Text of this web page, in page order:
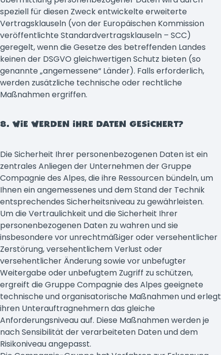
speziell für diesen Zweck entwickelte erweiterte
Vertragsklauseln (von der Europäischen Kommission
veröffentlichte Standardvertragsklauseln – SCC)
geregelt, wenn die Gesetze des betreffenden Landes
keinen der DSGVO gleichwertigen Schutz bieten (so
genannte „angemessene“ Länder). Falls erforderlich,
werden zusätzliche technische oder rechtliche
Maßnahmen ergriffen.
8. WIE WERDEN IHRE DATEN GESICHERT?
Die Sicherheit Ihrer personenbezogenen Daten ist ein
zentrales Anliegen der Unternehmen der Gruppe
Compagnie des Alpes, die ihre Ressourcen bündeln, um
Ihnen ein angemessenes und dem Stand der Technik
entsprechendes Sicherheitsniveau zu gewährleisten.
Um die Vertraulichkeit und die Sicherheit Ihrer
personenbezogenen Daten zu wahren und sie
insbesondere vor unrechtmäßiger oder versehentlicher
Zerstörung, versehentlichem Verlust oder
versehentlicher Änderung sowie vor unbefugter
Weitergabe oder unbefugtem Zugriff zu schützen,
ergreift die Gruppe Compagnie des Alpes geeignete
technische und organisatorische Maßnahmen und erlegt
ihren Unterauftragnehmern das gleiche
Anforderungsniveau auf. Diese Maßnahmen werden je
nach Sensibilität der verarbeiteten Daten und dem
Risikoniveau angepasst.